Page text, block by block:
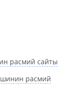
расмий сайты
расмий